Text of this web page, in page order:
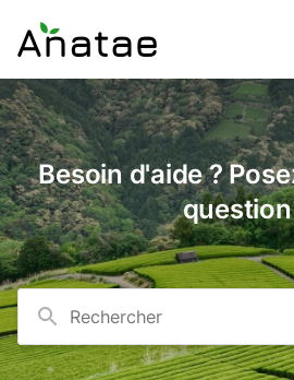
Besoin d'aide ?
Rechercher